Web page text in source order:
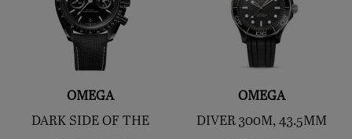
OMEGA
DARK SIDE OF THE
OMEGA
DIVER 300M, 43.5MM